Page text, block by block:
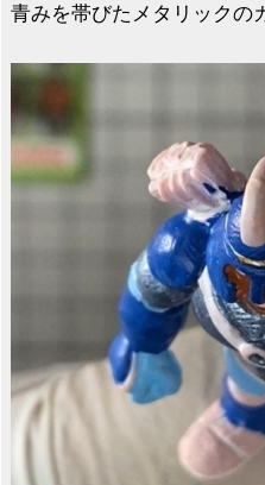
青みを帯びたメタリックの